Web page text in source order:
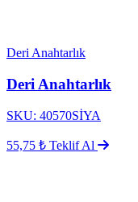
Deri Anahtarlık
Deri Anahtarlık
SKU: 40570SİYA
55,75 ₺ Teklif Al